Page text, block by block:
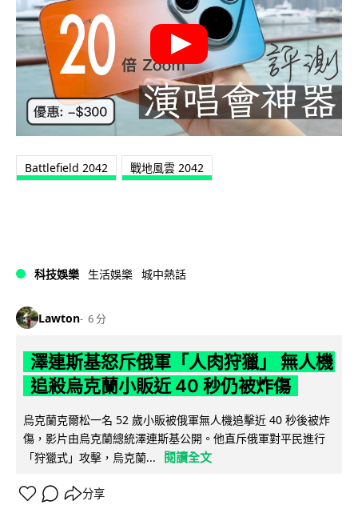
Battlefield 2042 戰地風雲 2042
科技娛樂 生活娛樂 城中熱話
Lawton 6 分
澤連斯基怒斥俄軍「人肉狩獵」 無人機
追殺烏克蘭小販近 40 秒仍被炸傷
烏克蘭克爾松一名 52 歲小販被俄軍無人機追擊近 40 秒後被炸
傷，影片由烏克蘭總統澤連斯基公開。他直斥俄軍對平民進行
「狩獵式」攻擊，烏克蘭...
閱讀全文
分享